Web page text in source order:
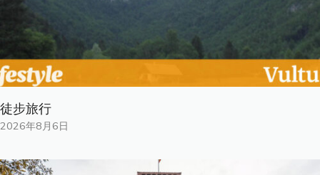
徒步旅行
2026年8月6日